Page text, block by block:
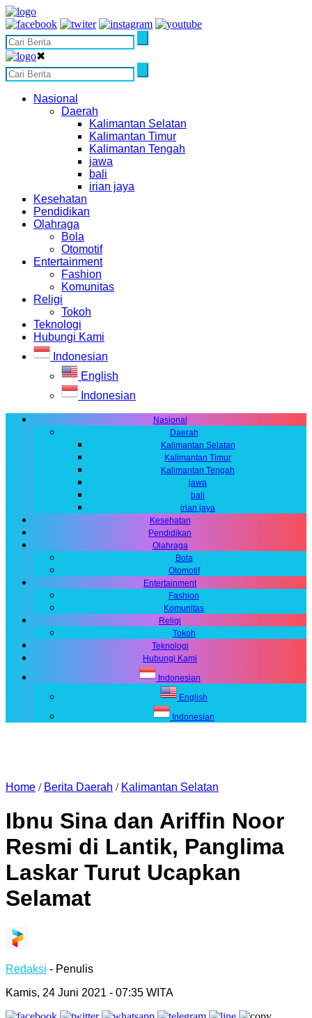
✖
Nasional
Daerah
Kalimantan Selatan
Kalimantan Timur
Kalimantan Tengah
jawa
bali
irian jaya
Kesehatan
Pendidikan
Olahraga
Bola
Otomotif
Entertainment
Fashion
Komunitas
Religi
Tokoh
Teknologi
Hubungi Kami
Indonesian
English
Indonesian
Nasional
Daerah
Kalimantan Selatan
Kalimantan Timur
Kalimantan Tengah
jawa
bali
irian jaya
Kesehatan
Pendidikan
Olahraga
Bola
Otomotif
Entertainment
Fashion
Komunitas
Religi
Tokoh
Teknologi
Hubungi Kami
Indonesian
English
Indonesian
Home / Berita Daerah / Kalimantan Selatan
Ibnu Sina dan Ariffin Noor
Resmi di Lantik, Panglima
Laskar Turut Ucapkan
Selamat
Redaksi - Penulis
Kamis, 24 Juni 2021 - 07:35 WITA